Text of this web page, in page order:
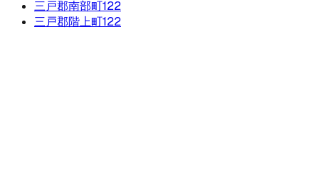
三戸郡南部町122
三戸郡階上町122